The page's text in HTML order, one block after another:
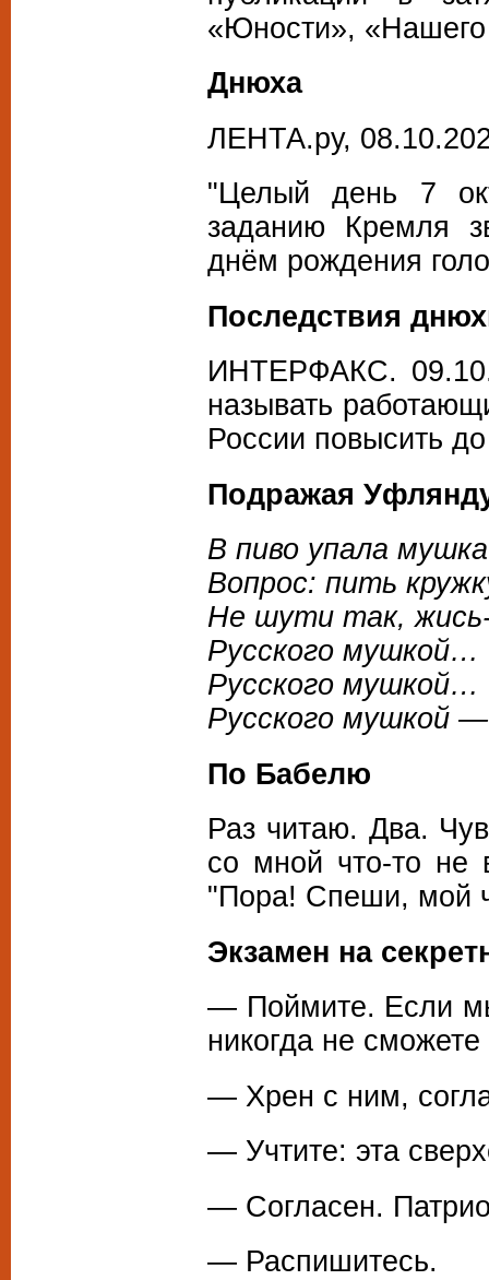
«Юности»,
Днюха
ЛЕНТА.ру,
"Целый день 7
заданию Кремля
днём рождения
Последствия
ИНТЕРФАКС.
называть
России повысить
Подражая
В пиво упала
Вопрос: пить
Не шути так,
Русского мушкой…
Русского мушкой…
Русского мушкой
По Бабелю
Раз читаю. Два.
со мной что-то не
"Пора! Спеши, мой
Экзамен на
— Поймите. Если мы
никогда не
— Хрен с ним,
— Учтите: эта
— Согласен.
— Распишитесь.